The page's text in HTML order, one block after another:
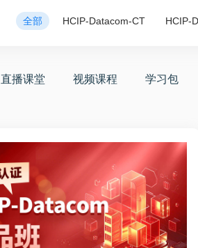
全部 HCIP-Datacom-CT HCIP-
直播课堂 视频课程 学习包